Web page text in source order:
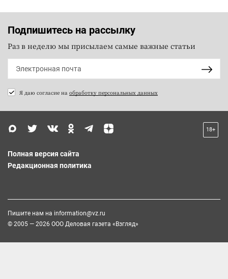
Подпишитесь на рассылку
Раз в неделю мы присылаем самые важные статьи
Я даю согласие на обработку персональных данных
18+
Полная версия сайта
Редакционная политика
Пишите нам на information@vz.ru
© 2005 — 2026 ООО Деловая газета «Взгляд»